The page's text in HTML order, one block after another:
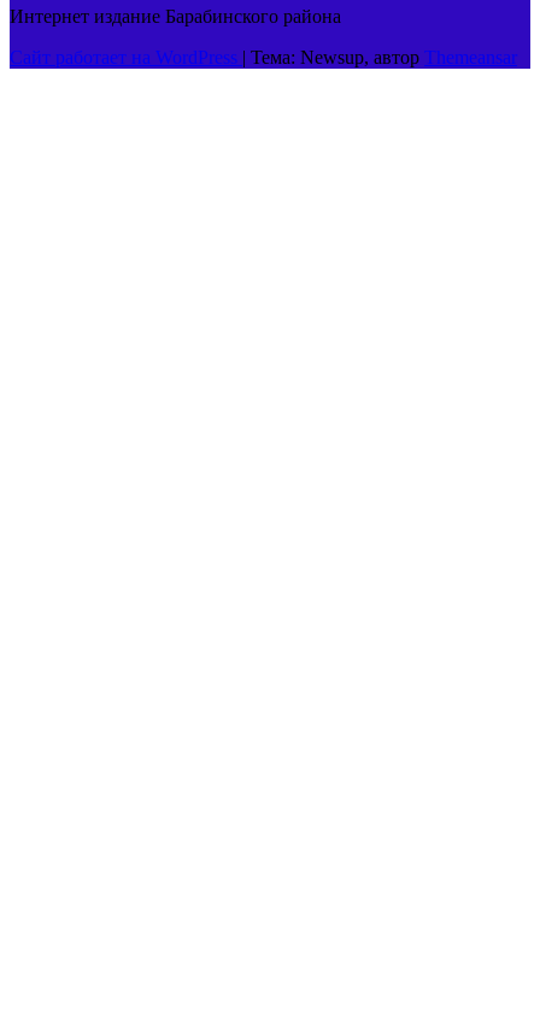
Интернет издание Барабинского района
Сайт работает на WordPress | Тема: Newsup, автор Themeansar